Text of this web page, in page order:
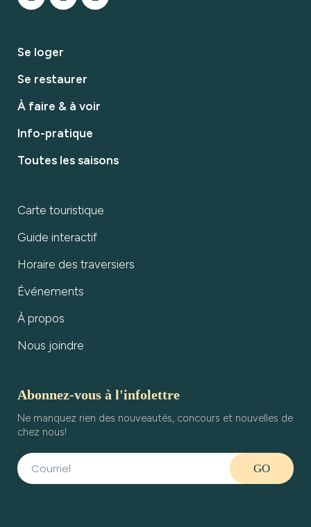
Se loger
Se restaurer
À faire & à voir
Info-pratique
Toutes les saisons
Carte touristique
Guide interactif
Horaire des traversiers
Événements
À propos
Nous joindre
Abonnez-vous à l'infolettre
Ne manquez rien des nouveautés, concours et nouvelles de
chez nous!